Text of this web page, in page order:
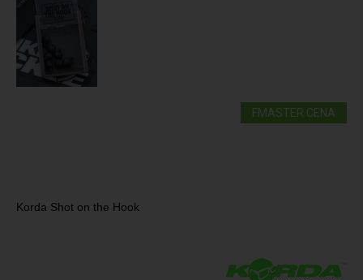
FMASTER CENA
Korda Shot on the Hook